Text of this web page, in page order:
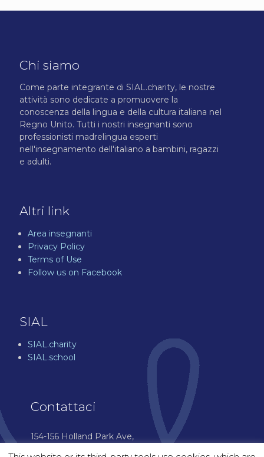
Chi siamo
Come parte integrante di SIAL.charity, le nostre
attività sono dedicate a promuovere la
conoscenza della lingua e della cultura italiana nel
Regno Unito. Tutti i nostri insegnanti sono
professionisti madrelingua esperti
nell'insegnamento dell'italiano a bambini, ragazzi
e adulti.
Altri link
Area insegnanti
Privacy Policy
Terms of Use
Follow us on Facebook
SIAL
SIAL.charity
SIAL.school
Contattaci
154-156 Holland Park Ave,